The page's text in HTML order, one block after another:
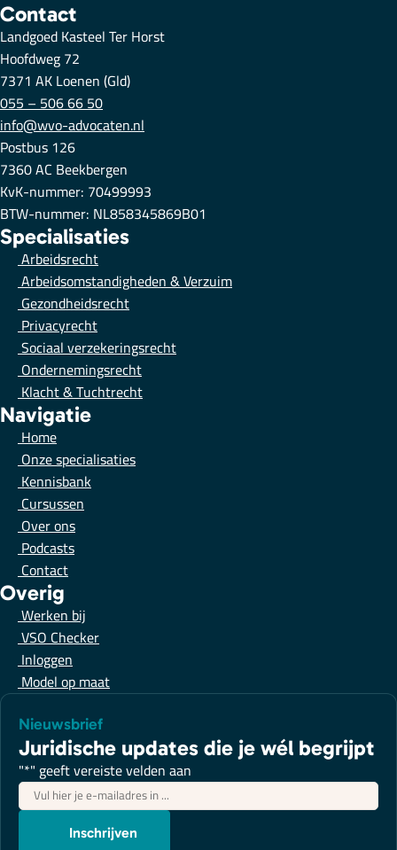
Contact
Landgoed Kasteel Ter Horst
Hoofdweg 72
7371 AK Loenen (Gld)
055 – 506 66 50
info@wvo-advocaten.nl
Postbus 126
7360 AC Beekbergen
KvK-nummer: 70499993
BTW-nummer: NL858345869B01
Specialisaties
Arbeidsrecht
Arbeidsomstandigheden & Verzuim
Gezondheidsrecht
Privacyrecht
Sociaal verzekeringsrecht
Ondernemingsrecht
Klacht & Tuchtrecht
Navigatie
Home
Onze specialisaties
Kennisbank
Cursussen
Over ons
Podcasts
Contact
Overig
Werken bij
VSO Checker
Inloggen
Model op maat
Nieuwsbrief
Juridische updates die je wél begrijpt
"*" geeft vereiste velden aan
E-
mailadres*
Inschrijven